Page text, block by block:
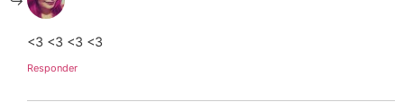
<3 <3 <3 <3
Responder